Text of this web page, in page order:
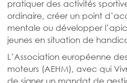
pratiquer des activités
ordinaire, créer un point
mentale ou développer
jeunes en situation de
L’Association européenne
moteurs (AEHM), avec qui
de signer un mandat de